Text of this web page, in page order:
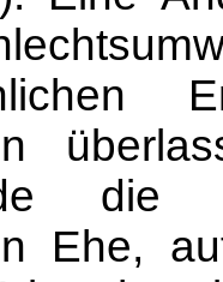
die
Ehe,